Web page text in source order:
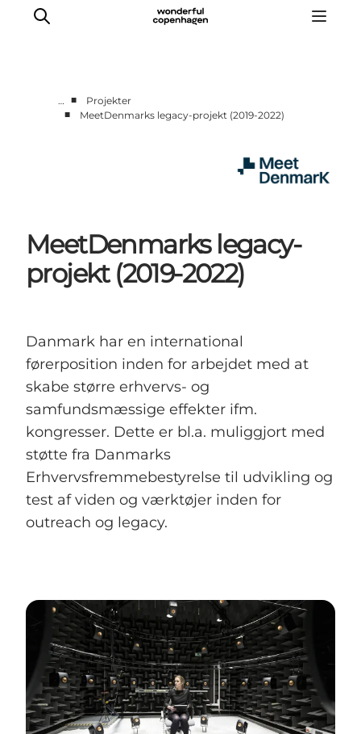
… ■
Projekter
■
MeetDenmarks legacy-projekt (2019-2022)
MeetDenmarks legacy-
projekt (2019-2022)
Danmark har en international
førerposition inden for arbejdet med at
skabe større erhvervs- og
samfundsmæssige effekter ifm.
kongresser. Dette er bl.a. muliggjort med
støtte fra Danmarks
Erhvervsfremmebestyrelse til udvikling og
test af viden og værktøjer inden for
outreach og legacy.